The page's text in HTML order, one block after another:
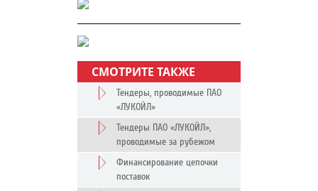
СМОТРИТЕ ТАКЖЕ
Тендеры, проводимые ПАО
«ЛУКОЙЛ»
Тендеры ПАО «ЛУКОЙЛ»,
проводимые за рубежом
Финансирование цепочки
поставок